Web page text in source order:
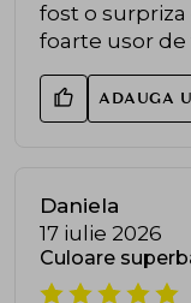
fost o
foarte usor
ADAUGA
Daniela
17 iulie 2026
Culoare